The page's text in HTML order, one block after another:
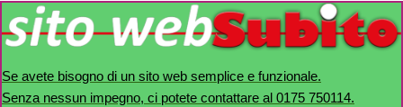
Se avete bisogno di un sito web semplice e funzionale.
Senza nessun impegno, ci potete contattare al 0175 750114.